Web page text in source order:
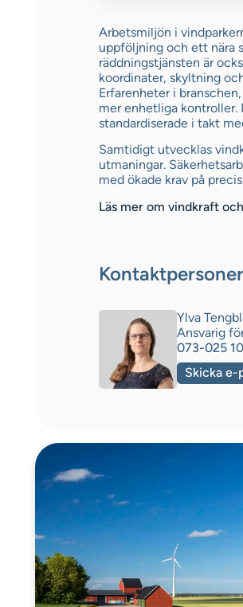
Arbetsmiljön i
uppföljning och ett nära
räddningstjänsten är
koordinater, skyltning
Erfarenheter i
mer enhetliga kontroller.
standardiserade i takt
Samtidigt utvecklas
utmaningar.
med ökade krav på
Läs mer om vindkraft
Kontaktpersoner
Ylva
Ansvarig
073-025
Skicka e-